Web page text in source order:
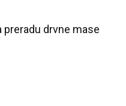
preradu drvne mase